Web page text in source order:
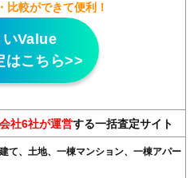
比較ができて便利！
いValue
はこちら>>
社6社が運営する一括査定サイト
て、土地、一棟マンション、一棟アパー